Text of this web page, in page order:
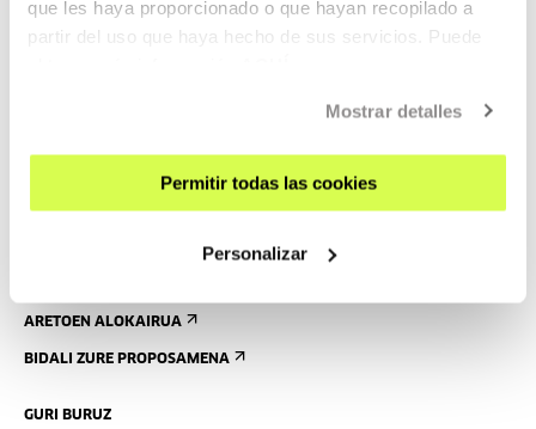
que les haya proporcionado o que hayan recopilado a
partir del uso que haya hecho de sus servicios. Puede
Mostrar detalles
Permitir todas las cookies
Personalizar
KONTAKTUA ETA ORDUTEGIAK
IRISGARRITASUNA
ARETOEN ALOKAIRUA
BIDALI ZURE PROPOSAMENA
GURI BURUZ